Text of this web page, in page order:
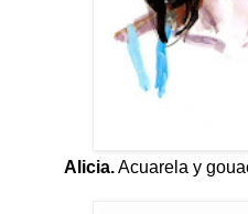
Alicia.Acuarela y